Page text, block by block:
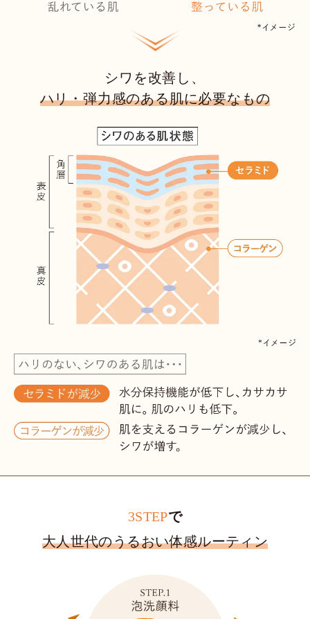
シワを改善し、
ハリ・弾力感のある肌に必要なもの
3STEPで
大人世代のうるおい体感ルーティン